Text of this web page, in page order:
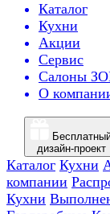
Каталог
Кухни
Акции
Сервис
Салоны
О
дизайн-проект
Каталог Кухни
компании
Кухни